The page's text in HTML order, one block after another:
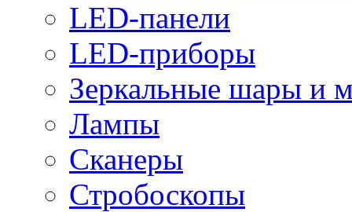
LED-панели
LED-приборы
Зеркальные шары и
Лампы
Сканеры
Стробоскопы